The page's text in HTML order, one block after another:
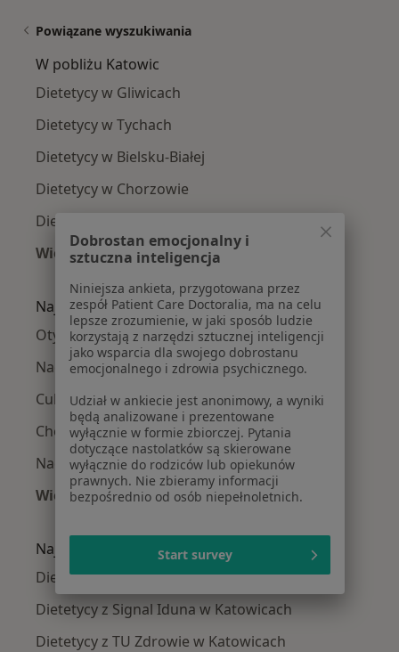
Powiązane wyszukiwania
W pobliżu Katowic
Dietetycy w Gliwicach
Dietetycy w Tychach
Dietetycy w Bielsku-Białej
Dietetycy w Chorzowie
Dietetycy w Dąbrowie Górniczej
Więcej (14)
Najczęście leczone choroby
Otyłość w Katowicach
Nadwaga w Katowicach
Cukrzyca w Katowicach
Choroby dietozależne w Katowicach
Nadciśnienie tętnicze w Katowicach
Więcej (15)
Najpopularniejsze ubezpieczenia
Dietetycy z Allianz w Katowicach
Dietetycy z Signal Iduna w Katowicach
Dietetycy z TU Zdrowie w Katowicach
Dobrostan emocjonalny i
sztuczna inteligencja
Niniejsza ankieta, przygotowana przez
zespół Patient Care Doctoralia, ma na celu
lepsze zrozumienie, w jaki sposób ludzie
korzystają z narzędzi sztucznej inteligencji
jako wsparcia dla swojego dobrostanu
emocjonalnego i zdrowia psychicznego.
Udział w ankiecie jest anonimowy, a wyniki
będą analizowane i prezentowane
wyłącznie w formie zbiorczej. Pytania
dotyczące nastolatków są skierowane
wyłącznie do rodziców lub opiekunów
prawnych. Nie zbieramy informacji
bezpośrednio od osób niepełnoletnich.
Start survey